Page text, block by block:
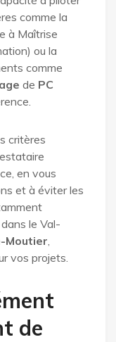
comme la
à Maîtrise
ou la
comme
de PC
critères
en vous
et à éviter les
le Val-
Moutier
vos projets.
de